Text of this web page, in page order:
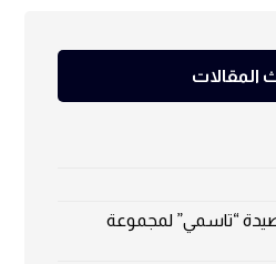
المقالات
“تاسمي” لمجموعة